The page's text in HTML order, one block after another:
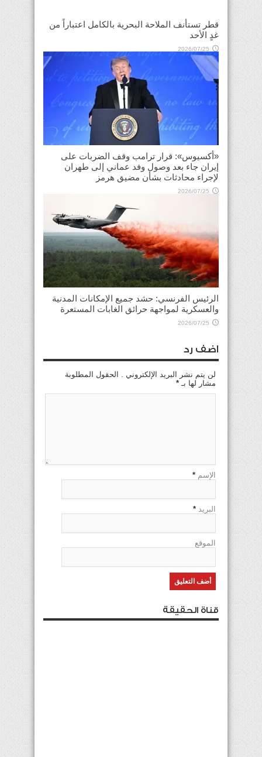
قطر تستأنف الملاحة البحرية بالكامل اعتباراً من
غدٍ الأحد
2026/07/25
«أكسيوس»: قرار ترامب وقف الضربات على
إيران جاء بعد وصول وفد عماني إلى طهران
لإجراء محادثات بشأن مضيق هرمز
2026/07/25
الرئيس الفرنسي: حشد جميع الإمكانات المدنية
والعسكرية لمواجهة حرائق الغابات المستعرة
2026/07/25
اضف رد
لن يتم نشر البريد الإلكتروني . الحقول المطلوبة
مشار لها بـ *
الإسم *
البريد *
الموقع
قناة الحقيقة